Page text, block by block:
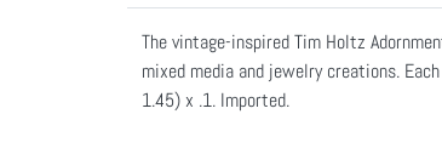
The vintage-inspired Tim Holtz
mixed media and jewelry creations.
1.45) x .1. Imported.